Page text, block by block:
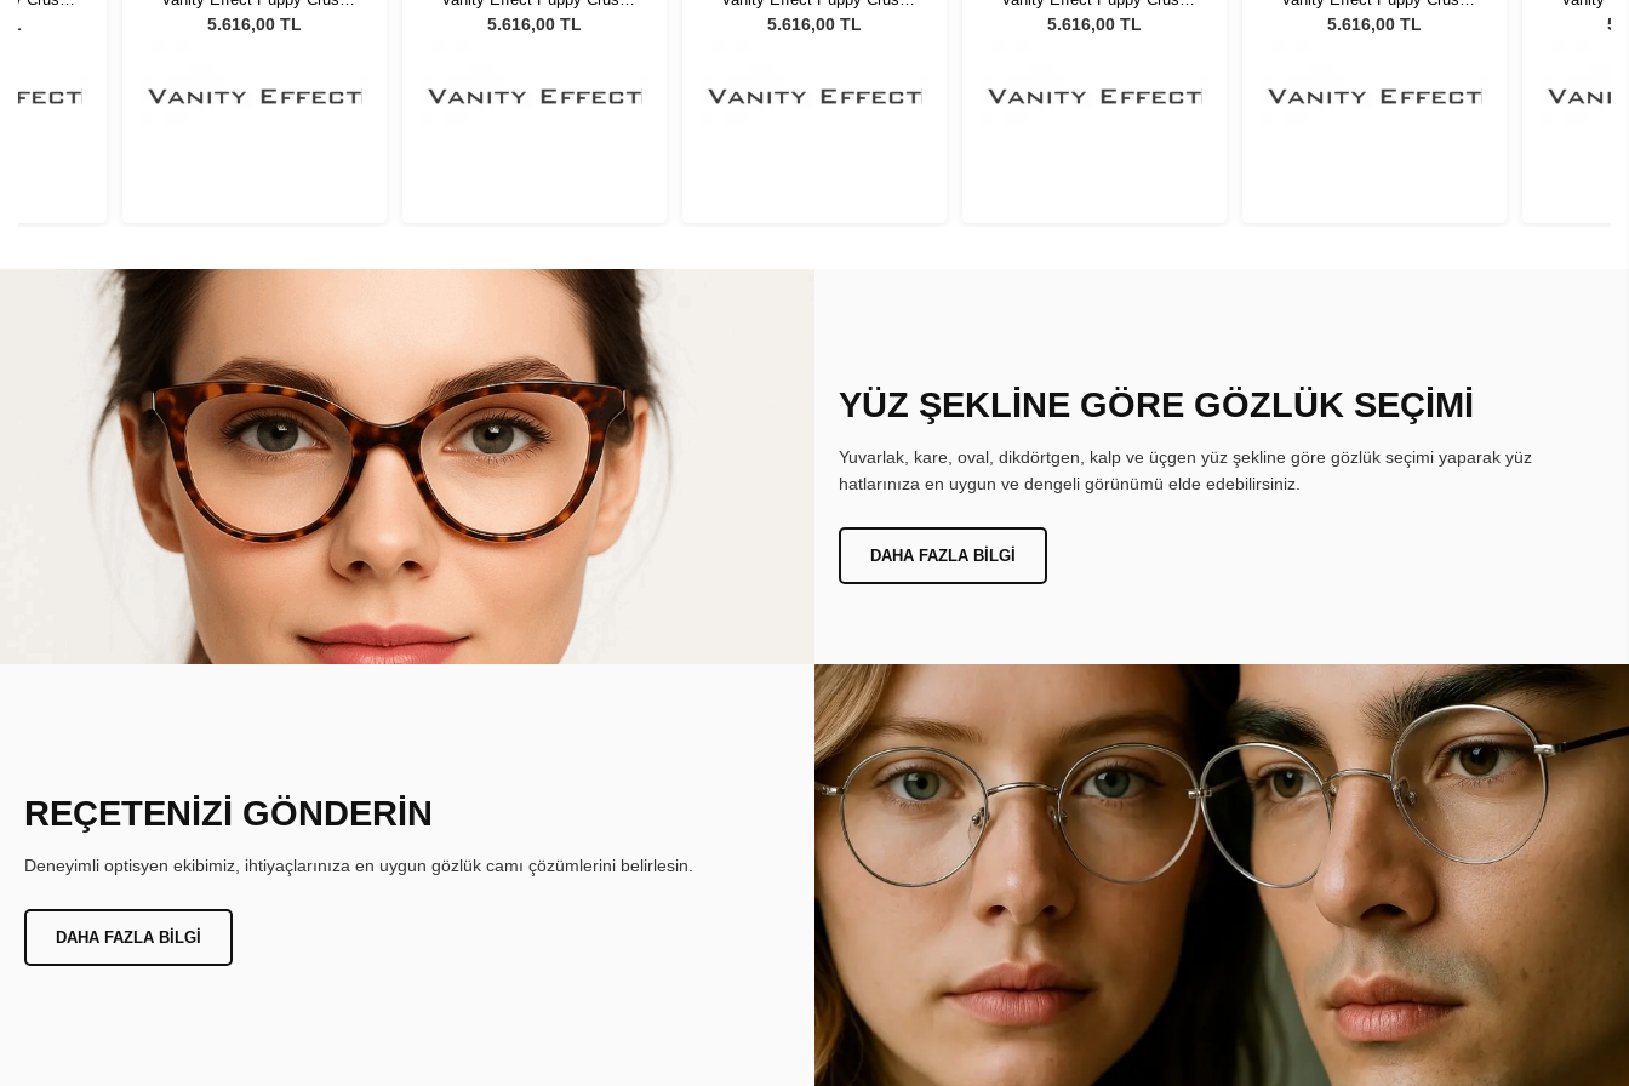
BE Kadın Güneş Gözlüğü
5.616,00 TL
BE Kadın Güneş Gözlüğü
5.616,00 TL
BE Kadın Güneş Gözlüğü
5.616,00 TL
BE Kadın Güneş Gözlüğü
5.616,00 TL
BE Kadın Güneş Gözlüğü
5.616,00 TL
BE
YÜZ ŞEKLİNE GÖRE GÖZLÜK SEÇİMİ
Yuvarlak, kare, oval, dikdörtgen, kalp ve üçgen yüz şekline göre gözlük seçimi yaparak yüz
hatlarınıza en uygun ve dengeli görünümü elde edebilirsiniz.
DAHA FAZLA BILGI
REÇETENİZİ GÖNDERİN
Deneyimli optisyen ekibimiz, ihtiyaçlarınıza en uygun gözlük camı çözümlerini belirlesin.
DAHA FAZLA BILGI